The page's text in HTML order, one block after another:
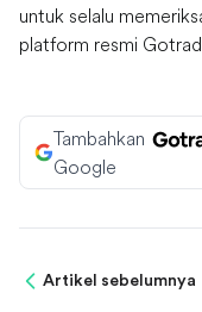
untuk selalu
platform resmi
Tambahkan
Google
Artikel sebelumnya